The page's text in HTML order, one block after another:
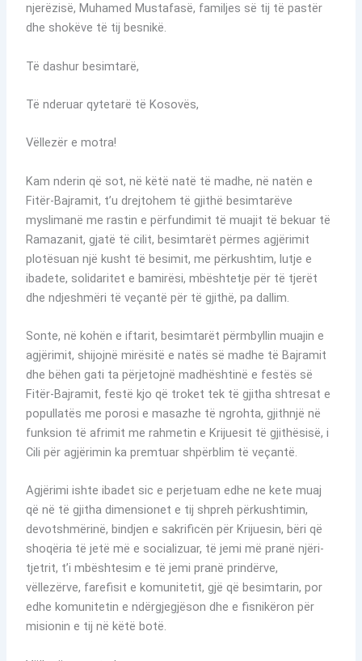
njerëzisë, Muhamed Mustafasë, familjes së tij të pastër
dhe shokëve të tij besnikë.
Të dashur besimtarë,
Të nderuar qytetarë të Kosovës,
Vëllezër e motra!
Kam nderin që sot, në këtë natë të madhe, në natën e
Fitër-Bajramit, t’u drejtohem të gjithë besimtarëve
myslimanë me rastin e përfundimit të muajit të bekuar të
Ramazanit, gjatë të cilit, besimtarët përmes agjërimit
plotësuan një kusht të besimit, me përkushtim, lutje e
ibadete, solidaritet e bamirësi, mbështetje për të tjerët
dhe ndjeshmëri të veçantë për të gjithë, pa dallim.
Sonte, në kohën e iftarit, besimtarët përmbyllin muajin e
agjërimit, shijojnë mirësitë e natës së madhe të Bajramit
dhe bëhen gati ta përjetojnë madhështinë e festës së
Fitër-Bajramit, festë kjo që troket tek të gjitha shtresat e
popullatës me porosi e masazhe të ngrohta, gjithnjë në
funksion të afrimit me rahmetin e Krijuesit të gjithësisë, i
Cili për agjërimin ka premtuar shpërblim të veçantë.
Agjërimi ishte ibadet sic e perjetuam edhe ne kete muaj
që në të gjitha dimensionet e tij shpreh përkushtimin,
devotshmërinë, bindjen e sakrificën për Krijuesin, bëri që
shoqëria të jetë më e socializuar, të jemi më pranë njëri-
tjetrit, t’i mbështesim e të jemi pranë prindërve,
vëllezërve, farefisit e komunitetit, gjë që besimtarin, por
edhe komunitetin e ndërgjegjëson dhe e fisnikëron për
misionin e tij në këtë botë.